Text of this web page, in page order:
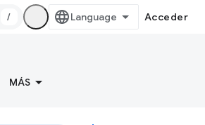
/ Acceder
MÁS